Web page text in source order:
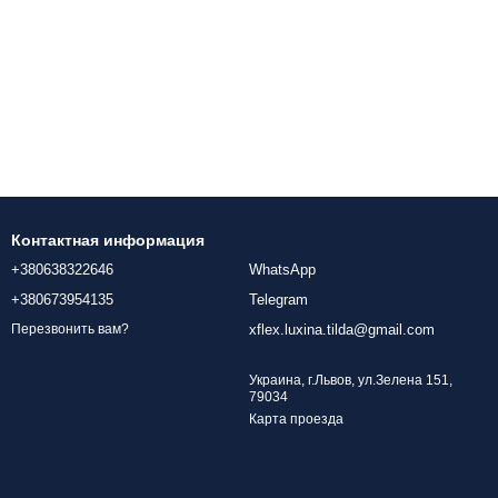
Контактная информация
+380638322646
+380673954135
Перезвонить вам?
WhatsApp
Telegram
xflex.luxina.tilda@gmail.com
Украина, г.Львов, ул.Зелена 151,
79034
Карта проезда